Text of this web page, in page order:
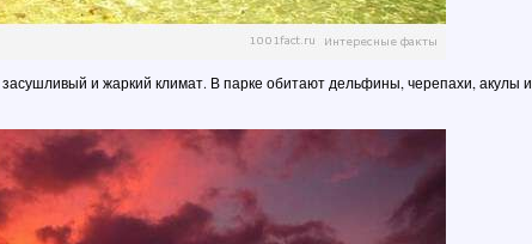
и жаркий климат. В парке обитают дельфины, черепахи, акулы и